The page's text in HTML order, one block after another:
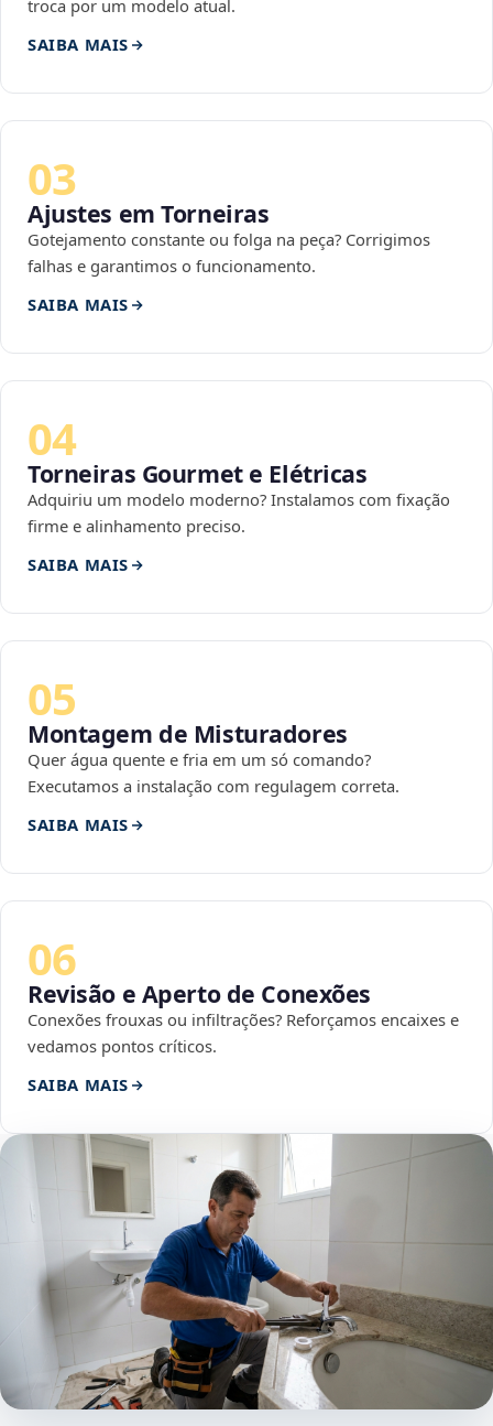
troca por um modelo atual.
SAIBA MAIS
03
Ajustes em Torneiras
Gotejamento constante ou folga na peça? Corrigimos
falhas e garantimos o funcionamento.
SAIBA MAIS
04
Torneiras Gourmet e Elétricas
Adquiriu um modelo moderno? Instalamos com fixação
firme e alinhamento preciso.
SAIBA MAIS
05
Montagem de Misturadores
Quer água quente e fria em um só comando?
Executamos a instalação com regulagem correta.
SAIBA MAIS
06
Revisão e Aperto de Conexões
Conexões frouxas ou infiltrações? Reforçamos encaixes e
vedamos pontos críticos.
SAIBA MAIS